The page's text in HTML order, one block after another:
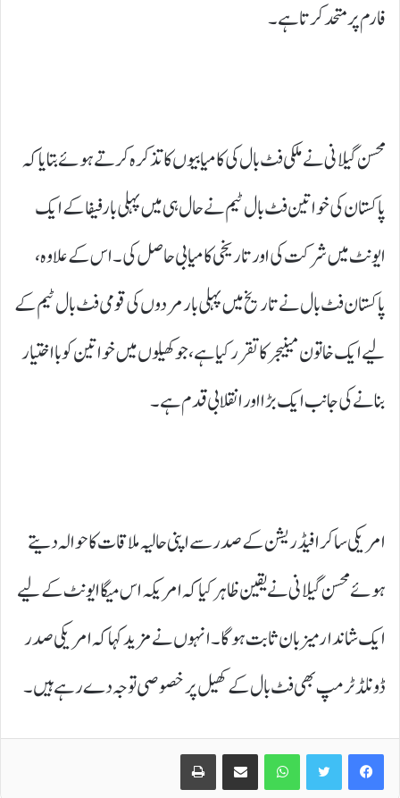
فارم پر متحد کرتا ہے۔
محسن گیلانی نے ملکی فٹ بال کی کامیابیوں کا تذکرہ کرتے ہوئے بتایا کہ
پاکستان کی خواتین فٹ بال ٹیم نے حال ہی میں پہلی بار فیفا کے ایک
ایونٹ میں شرکت کی اور تاریخی کامیابی حاصل کی۔ اس کے علاوہ،
پاکستان فٹ بال نے تاریخ میں پہلی بار مردوں کی قومی فٹ بال ٹیم کے
لیے ایک خاتون مینیجر کا تقرر کیا ہے، جو کھیلوں میں خواتین کو بااختیار
بنانے کی جانب ایک بڑا اور انقلابی قدم ہے۔
امریکی ساکرا فیڈریشن کے صدر سے اپنی حالیہ ملاقات کا حوالہ دیتے
ہوئے محسن گیلانی نے یقین ظاہر کیا کہ امریکہ اس میگا ایونٹ کے لیے
ایک شاندار میزبان ثابت ہوگا۔ انہوں نے مزید کہا کہ امریکی صدر
ڈونلڈ ٹرمپ بھی فٹ بال کے کھیل پر خصوصی توجہ دے رہے ہیں۔
Facebook
Twitter
WhatsApp
Share via Email
Print